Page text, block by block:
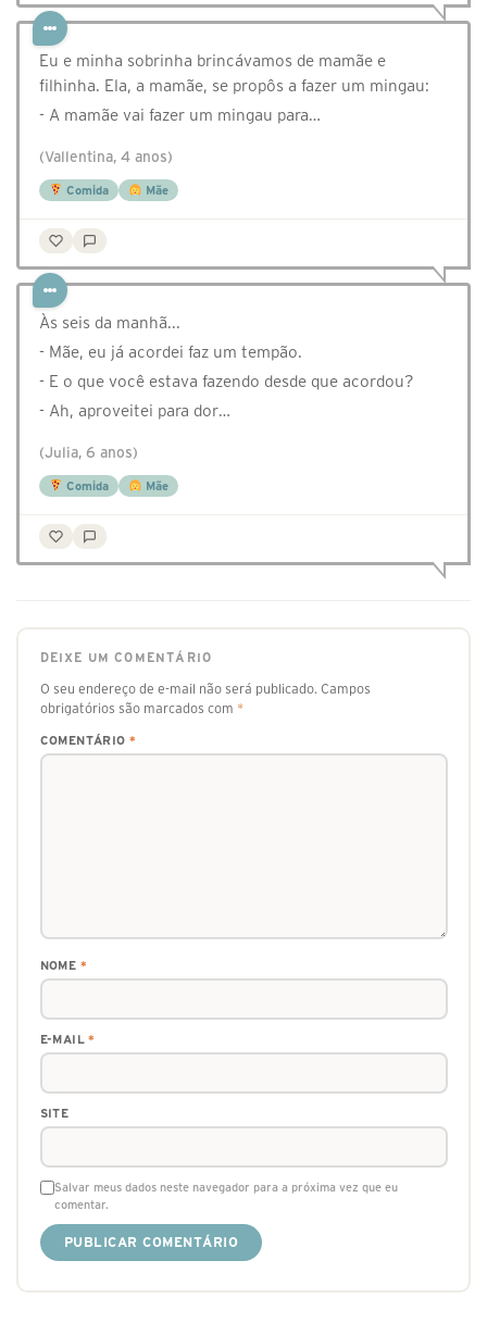
Eu e minha sobrinha brincávamos de mamãe e
filhinha. Ela, a mamãe, se propôs a fazer um mingau:
- A mamãe vai fazer um mingau para…
(Vallentina, 4 anos)
Comida Mãe
Às seis da manhã...
- Mãe, eu já acordei faz um tempão.
- E o que você estava fazendo desde que acordou?
- Ah, aproveitei para dor…
(Julia, 6 anos)
Comida Mãe
DEIXE UM COMENTÁRIO
O seu endereço de e-mail não será publicado. Campos
obrigatórios são marcados com *
COMENTÁRIO *
NOME *
E-MAIL*
SITE
Salvar meus dados neste navegador para a próxima vez que eu
comentar.